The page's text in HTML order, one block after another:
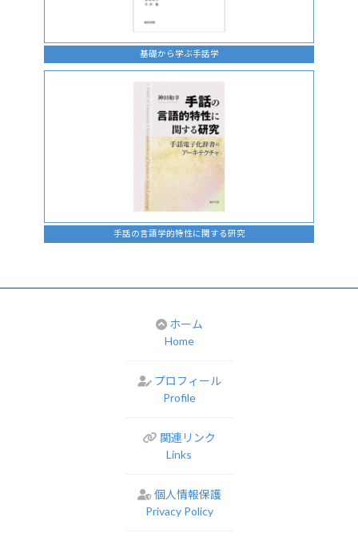
基礎から学ぶ手話学
手話の言語学的特性に関する研究
ホーム
Home
プロフィール
Profile
関連リンク
Links
個人情報保護
Privacy Policy